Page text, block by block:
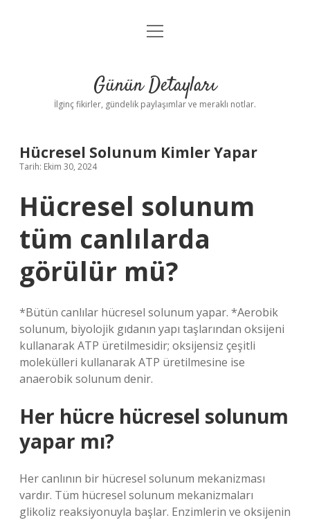
Gizlilik Politikası
Yasal Uyarı
menüyü
Günün Detayları
İlginç fikirler, gündelik paylaşımlar ve meraklı notlar.
Hücresel Solunum Kimler Yapar
Tarih: Ekim 30, 2024
Hücresel solunum
tüm canlılarda
görülür mü?
*Bütün canlılar hücresel solunum yapar. *Aerobik
solunum, biyolojik gıdanın yapı taşlarından oksijeni
kullanarak ATP üretilmesidir; oksijensiz çeşitli
molekülleri kullanarak ATP üretilmesine ise
anaerobik solunum denir.
Her hücre hücresel solunum
yapar mı?
Her canlının bir hücresel solunum mekanizması
vardır. Tüm hücresel solunum mekanizmaları
glikoliz reaksiyonuyla başlar. Enzimlerin ve oksijenin